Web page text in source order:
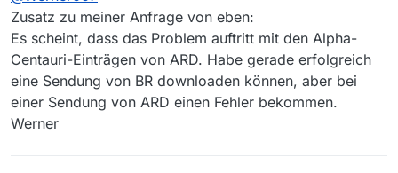
Alpha-Centauri-Sendungen.
Die angezeigte Filmliste und auch die Download-
Liste zeigen die Sendungen an. Aber wenn ich
diese Sendung downloaden möchte, z.B. in der
Download-Liste mit Rechtsklick und “Download
starten”, dann färbt sich die Zeile rot ein und es
wird nichts geladen.
PS: Win10, Update Status von heute
Zusatz zu meiner Anfrage von eben:
Es scheint, dass das Problem auftritt mit den Alpha-
Centauri-Einträgen von ARD. Habe gerade erfolgreich
eine Sendung von BR downloaden können, aber bei
einer Sendung von ARD einen Fehler bekommen.
Werner